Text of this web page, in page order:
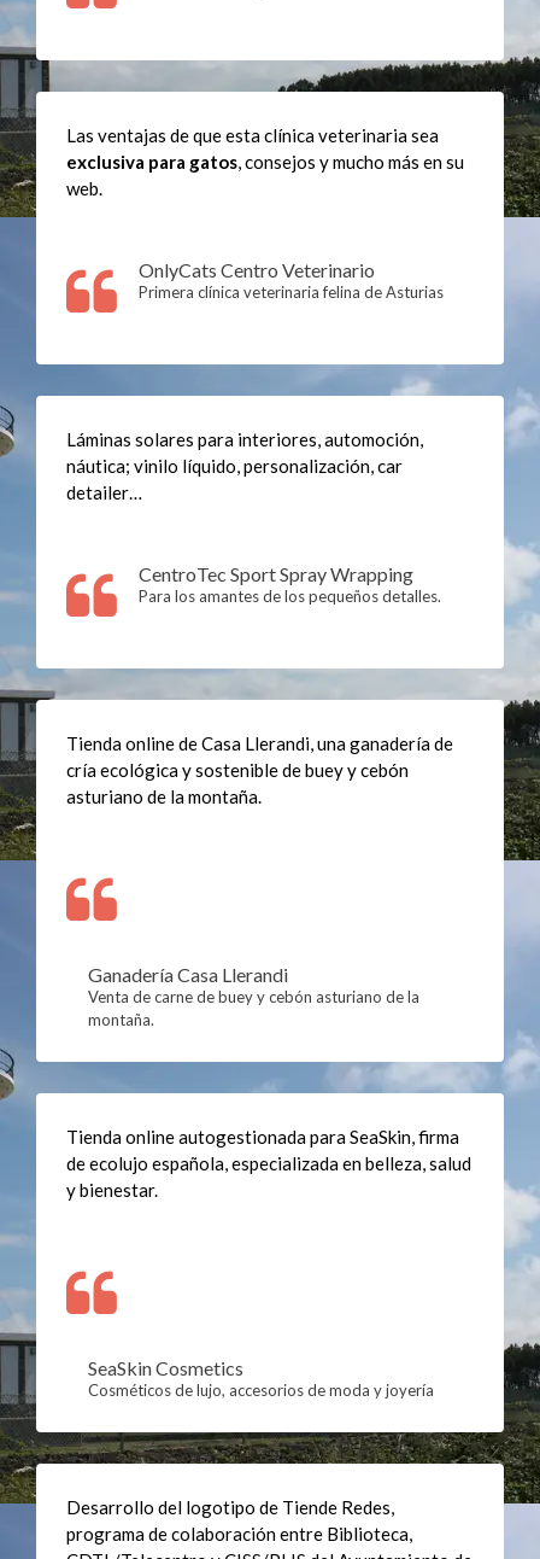
Las ventajas de que esta clínica veterinaria sea
exclusiva para gatos, consejos y mucho más en su
web.
OnlyCats Centro Veterinario
Primera clínica veterinaria felina de Asturias
Láminas solares para interiores, automoción,
náutica; vinilo líquido, personalización, car
detailer…
CentroTec Sport Spray Wrapping
Para los amantes de los pequeños detalles.
Tienda online de Casa Llerandi, una ganadería de
cría ecológica y sostenible de buey y cebón
asturiano de la montaña.
Ganadería Casa Llerandi
Venta de carne de buey y cebón asturiano de la
montaña.
Tienda online autogestionada para SeaSkin, firma
de ecolujo española, especializada en belleza, salud
y bienestar.
SeaSkin Cosmetics
Cosméticos de lujo, accesorios de moda y joyería
Desarrollo del logotipo de Tiende Redes,
programa de colaboración entre Biblioteca,